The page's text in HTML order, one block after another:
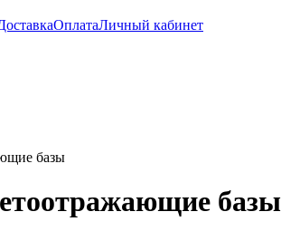
ОплатаЛичный кабинет
базы
базы